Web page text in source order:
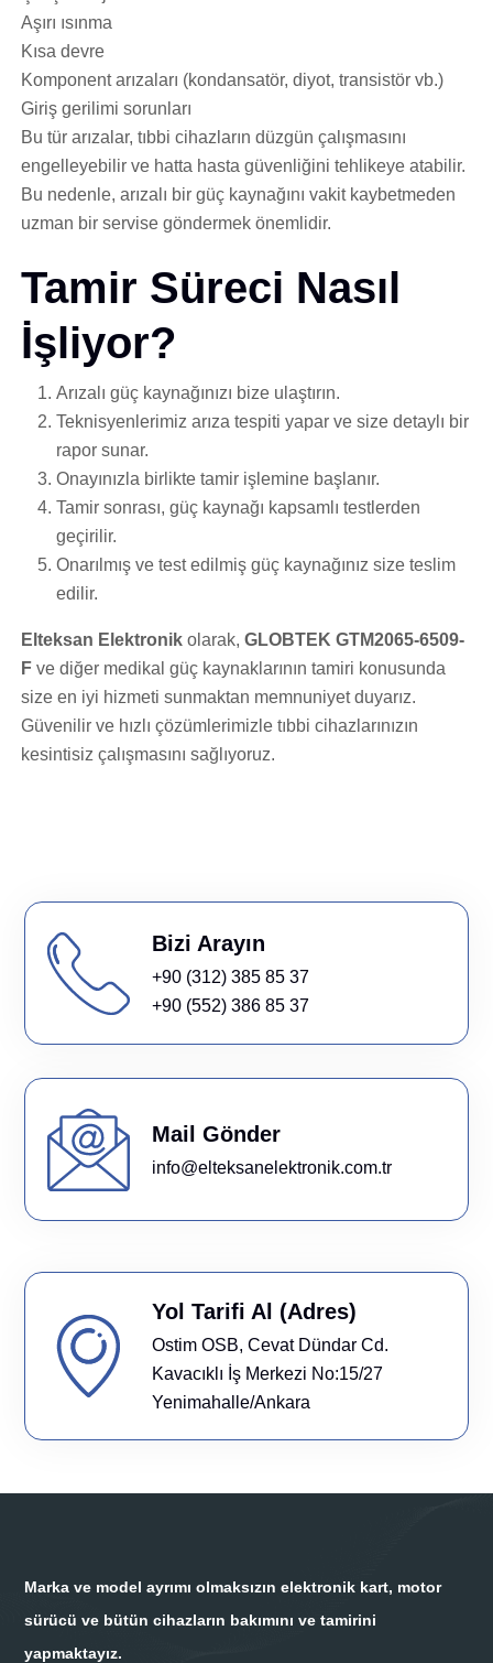
Aşırı ısınma
Kısa devre
Komponent arızaları (kondansatör, diyot, transistör vb.)
Giriş gerilimi sorunları
Bu tür arızalar, tıbbi cihazların düzgün çalışmasını
engelleyebilir ve hatta hasta güvenliğini tehlikeye atabilir.
Bu nedenle, arızalı bir güç kaynağını vakit kaybetmeden
uzman bir servise göndermek önemlidir.
Tamir Süreci Nasıl
İşliyor?
Arızalı güç kaynağınızı bize ulaştırın.
Teknisyenlerimiz arıza tespiti yapar ve size detaylı bir
rapor sunar.
Onayınızla birlikte tamir işlemine başlanır.
Tamir sonrası, güç kaynağı kapsamlı testlerden
geçirilir.
Onarılmış ve test edilmiş güç kaynağınız size teslim
edilir.
Elteksan Elektronik olarak,GLOBTEK GTM2065-6509-
F ve diğer medikal güç kaynaklarının tamiri konusunda
size en iyi hizmeti sunmaktan memnuniyet duyarız.
Güvenilir ve hızlı çözümlerimizle tıbbi cihazlarınızın
kesintisiz çalışmasını sağlıyoruz.
Bizi Arayın
+90 (312) 385 85 37
+90 (552) 386 85 37
Mail Gönder
info@elteksanelektronik.com.tr
Yol Tarifi Al (Adres)
Ostim OSB, Cevat Dündar Cd.
Kavacıklı İş Merkezi No:15/27
Yenimahalle/Ankara
Marka ve model ayrımı olmaksızın elektronik kart, motor
sürücü ve bütün cihazların bakımını ve tamirini
yapmaktayız.